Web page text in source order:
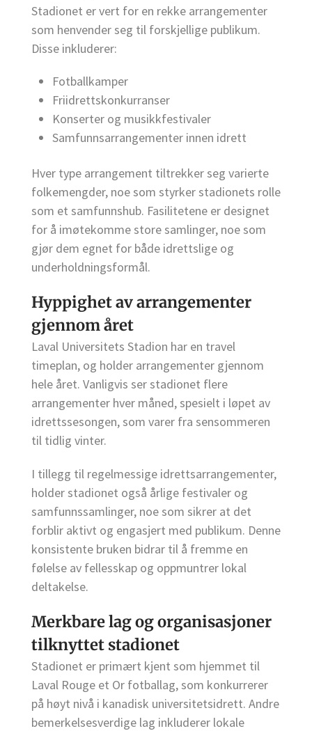
Stadionet er vert for en rekke arrangementer
som henvender seg til forskjellige publikum.
Disse inkluderer:
Fotballkamper
Friidrettskonkurranser
Konserter og musikkfestivaler
Samfunnsarrangementer innen idrett
Hver type arrangement tiltrekker seg varierte
folkemengder, noe som styrker stadionets rolle
som et samfunnshub. Fasilitetene er designet
for å imøtekomme store samlinger, noe som
gjør dem egnet for både idrettslige og
underholdningsformål.
Hyppighet av arrangementer
gjennom året
Laval Universitets Stadion har en travel
timeplan, og holder arrangementer gjennom
hele året. Vanligvis ser stadionet flere
arrangementer hver måned, spesielt i løpet av
idrettssesongen, som varer fra sensommeren
til tidlig vinter.
I tillegg til regelmessige idrettsarrangementer,
holder stadionet også årlige festivaler og
samfunnssamlinger, noe som sikrer at det
forblir aktivt og engasjert med publikum. Denne
konsistente bruken bidrar til å fremme en
følelse av fellesskap og oppmuntrer lokal
deltakelse.
Merkbare lag og organisasjoner
tilknyttet stadionet
Stadionet er primært kjent som hjemmet til
Laval Rouge et Or fotballag, som konkurrerer
på høyt nivå i kanadisk universitetsidrett. Andre
bemerkelsesverdige lag inkluderer lokale